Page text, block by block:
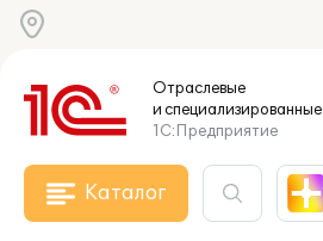
Отраслевые
и специализированные
1С:Предприятие
Каталог